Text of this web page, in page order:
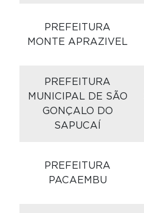
PREFEITURA
MONTE APRAZIVEL
PREFEITURA
MUNICIPAL DE SÃO
GONÇALO DO
SAPUCAÍ
PREFEITURA
PACAEMBU